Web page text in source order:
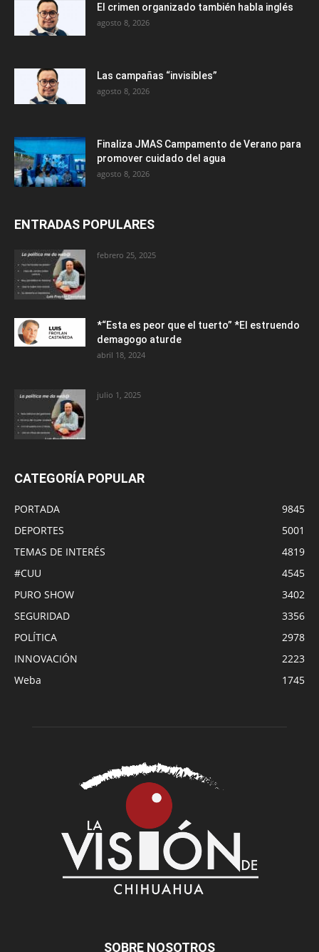
El crimen organizado también habla inglés
agosto 8, 2026
Las campañas “invisibles”
agosto 8, 2026
Finaliza JMAS Campamento de Verano para
promover cuidado del agua
agosto 8, 2026
ENTRADAS POPULARES
febrero 25, 2025
*“Esta es peor que el tuerto” *El estruendo
demagogo aturde
abril 18, 2024
julio 1, 2025
CATEGORÍA POPULAR
PORTADA
9845
DEPORTES
5001
TEMAS DE INTERÉS
4819
#CUU
4545
PURO SHOW
3402
SEGURIDAD
3356
POLÍTICA
2978
INNOVACIÓN
2223
Weba
1745
SOBRE NOSOTROS